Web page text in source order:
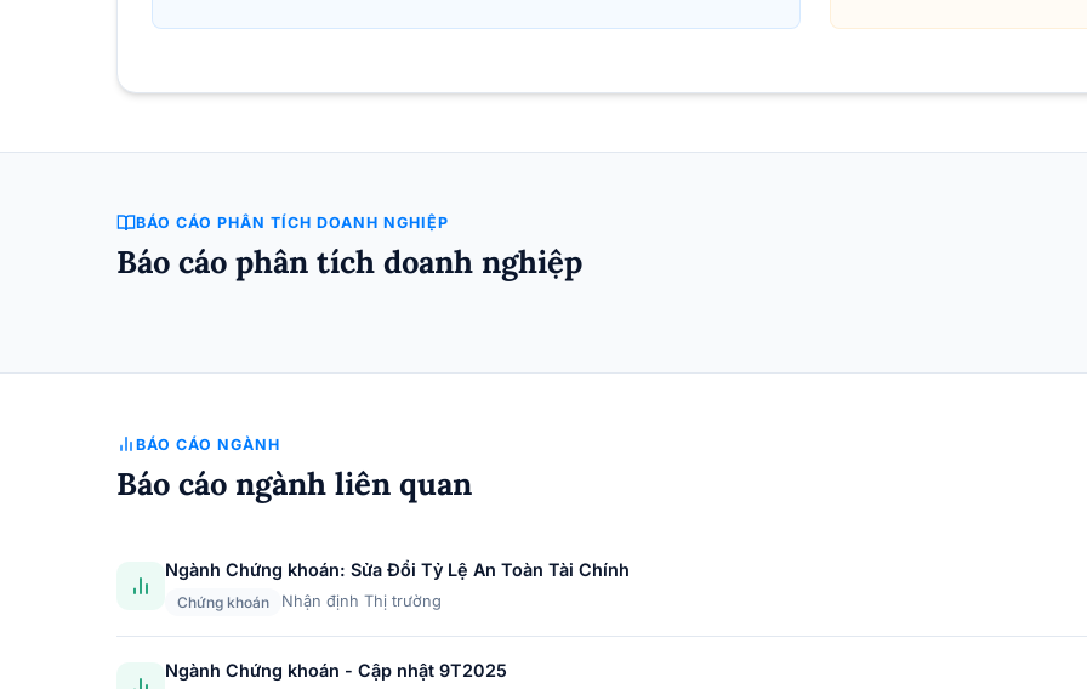
BÁO CÁO PHÂN TÍCH DOANH NGHIỆP
Báo cáo phân tích doanh nghiệp
BÁO CÁO NGÀNH
Báo cáo ngành liên quan
Ngành Chứng khoán: Sửa Đổi Tỷ Lệ An Toàn Tài Chính
Chứng khoán Nhận định Thị trường
Ngành Chứng khoán - Cập nhật 9T2025